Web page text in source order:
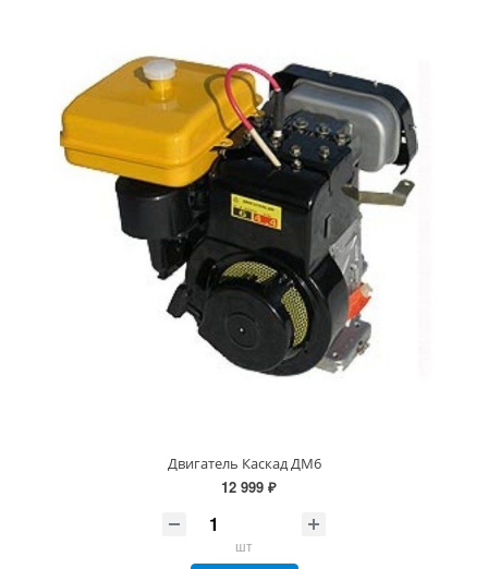
Двигатель Каскад ДМ6
12 999 ₽
шт